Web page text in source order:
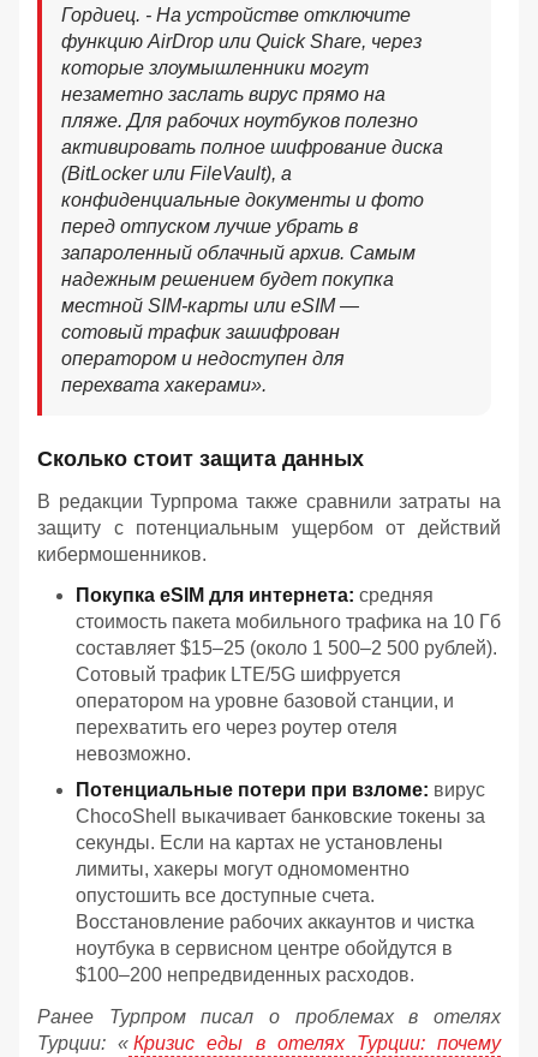
Гордиец. - На устройстве отключите
функцию AirDrop или Quick Share, через
которые злоумышленники могут
незаметно заслать вирус прямо на
пляже. Для рабочих ноутбуков полезно
активировать полное шифрование диска
(BitLocker или FileVault), а
конфиденциальные документы и фото
перед отпуском лучше убрать в
запароленный облачный архив. Самым
надежным решением будет покупка
местной SIM-карты или eSIM —
сотовый трафик зашифрован
оператором и недоступен для
перехвата хакерами».
Сколько стоит защита данных
В редакции Турпрома также сравнили затраты на
защиту с потенциальным ущербом от действий
кибермошенников.
Покупка eSIM для интернета: средняя
стоимость пакета мобильного трафика на 10 Гб
составляет $15–25 (около 1 500–2 500 рублей).
Сотовый трафик LTE/5G шифруется
оператором на уровне базовой станции, и
перехватить его через роутер отеля
невозможно.
Потенциальные потери при взломе: вирус
ChocoShell выкачивает банковские токены за
секунды. Если на картах не установлены
лимиты, хакеры могут одномоментно
опустошить все доступные счета.
Восстановление рабочих аккаунтов и чистка
ноутбука в сервисном центре обойдутся в
$100–200 непредвиденных расходов.
Ранее Турпром писал о проблемах в отелях
Турции: « Кризис еды в отелях Турции: почему